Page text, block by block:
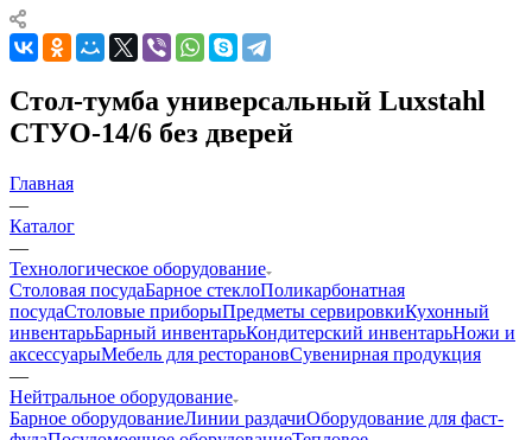
Стол-тумба универсальный Luxstahl
СТУО-14/6 без дверей
Главная
—
Каталог
—
Технологическое оборудование
Столовая посудаБарное стеклоПоликарбонатная
посудаСтоловые приборыПредметы сервировкиКухонный
инвентарьБарный инвентарьКондитерский инвентарьНожи и
аксессуарыМебель для ресторановСувенирная продукция
—
Нейтральное оборудование
Барное оборудованиеЛинии раздачиОборудование для фаст-